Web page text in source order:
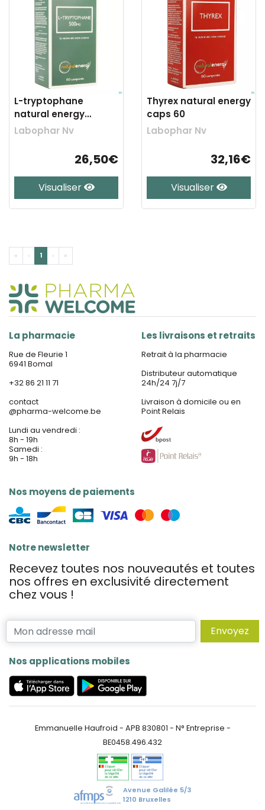
L-tryptophane
natural energy
500mg caps 60
Labophar Nv
26,50€
Visualiser
Thyrex natural energy
caps 60
Labophar Nv
32,16€
Visualiser
« ‹ 1 › »
La pharmacie
Rue de Fleurie 1
6941 Bomal
+32 86 21 11 71
contact
@pharma-welcome.be
Lundi au vendredi :
8h - 19h
Samedi :
9h - 18h
Nos moyens de paiements
Les livraisons et retraits
Retrait à la pharmacie
Distributeur automatique
24h/24 7j/7
Livraison à domicile ou en
Point Relais
Notre newsletter
Recevez toutes nos nouveautés et toutes
nos offres en exclusivité directement
chez vous !
Envoyez
Nos applications mobiles
Emmanuelle Haufroid - APB 830801 - N° Entreprise -
BE0458.496.432
Avenue Galilée 5/3
1210 Bruxelles